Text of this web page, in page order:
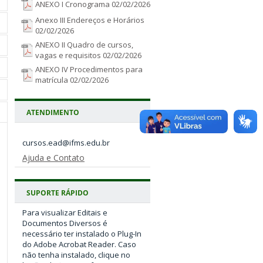
ANEXO I Cronograma 02/02/2026
Anexo III Endereços e Horários
02/02/2026
ANEXO II Quadro de cursos,
vagas e requisitos 02/02/2026
ANEXO IV Procedimentos para
matrícula 02/02/2026
ATENDIMENTO
Ajuda e Contato
SUPORTE RÁPIDO
Para visualizar Editais e
Documentos Diversos é
necessário ter instalado o Plug-In
do Adobe Acrobat Reader. Caso
não tenha instalado, clique no